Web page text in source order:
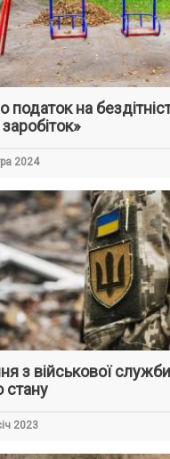
податок на
2024
з військової служби
стану
2023